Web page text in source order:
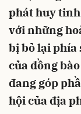
phát huy
với những
bị bỏ lại phía
của đồng
đang góp
hội của địa